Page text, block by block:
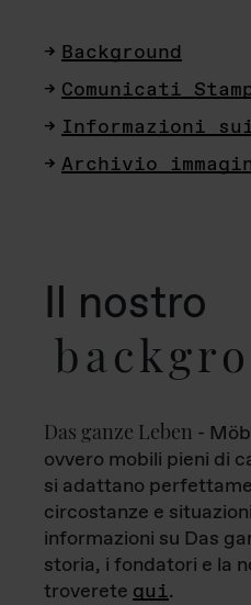
Background
Comunicati
Informazioni
Archivio
Il nostro
Das ganze Leben -
ovvero mobili pieni di
si adattano
circostanze e
informazioni su Das
storia, i fondatori e la
troverete qui.